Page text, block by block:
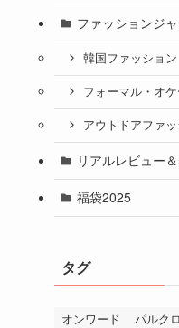
ファッションジ
韓国ファッション
フォーマル・オ
アウトドアファ
リアルレビュー
福袋2025
タグ
オンワード パルク